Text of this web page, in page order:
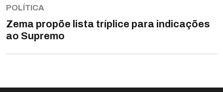
POLÍTICA
Zema propõe lista tríplice para indicações
ao Supremo